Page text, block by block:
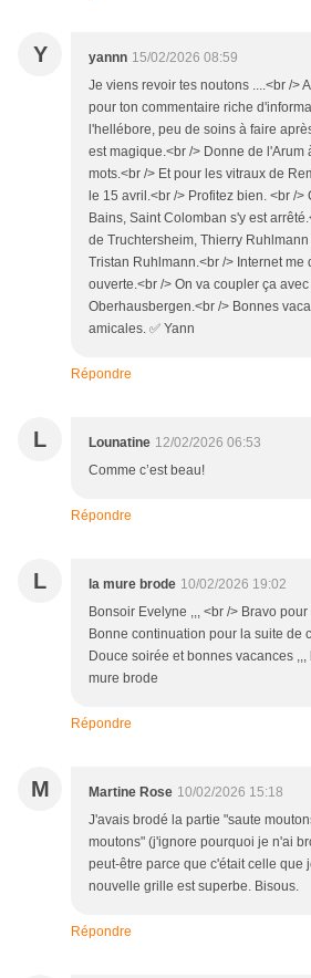
Y yannn 15/02/2026 08:59
Je viens revoir tes noutons ....<br />
pour ton commentaire riche
l'hellébore, peu de soins à faire
est magique.<br /> Donne de l'Arum
mots.<br /> Et pour les vitraux de
le 15 avril.<br /> Profitez bien. <br /
Bains, Saint Colomban s'y est
de Truchtersheim, Thierry
Tristan Ruhlmann.<br /> Internet me
ouverte.<br /> On va coupler ça
Oberhausbergen.<br /> Bonnes
amicales. ✅ Yann
Répondre
L Lounatine 12/02/2026 06:53
Comme c’est beau!
Répondre
L la mure brode 10/02/2026 19:02
Bonsoir Evelyne ,,, <br /> Bravo
Bonne continuation pour la suite de
Douce soirée et bonnes vacances
mure brode
Répondre
M Martine Rose 10/02/2026 15:18
J'avais brodé la partie "saute
moutons" (j'ignore pourquoi je n'ai
peut-être parce que c'était celle que
nouvelle grille est superbe. Bisous.
Répondre